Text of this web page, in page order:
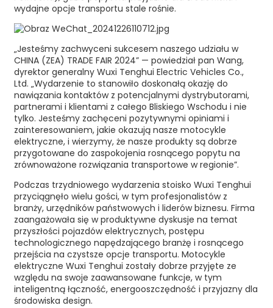
wydajne opcje transportu stale rośnie.
„Jesteśmy zachwyceni sukcesem naszego udziału w
CHINA (ZEA) TRADE FAIR 2024” — powiedział pan Wang,
dyrektor generalny Wuxi Tenghui Electric Vehicles Co.,
Ltd. „Wydarzenie to stanowiło doskonałą okazję do
nawiązania kontaktów z potencjalnymi dystrybutorami,
partnerami i klientami z całego Bliskiego Wschodu i nie
tylko. Jesteśmy zachęceni pozytywnymi opiniami i
zainteresowaniem, jakie okazują nasze motocykle
elektryczne, i wierzymy, że nasze produkty są dobrze
przygotowane do zaspokojenia rosnącego popytu na
zrównoważone rozwiązania transportowe w regionie”.
Podczas trzydniowego wydarzenia stoisko Wuxi Tenghui
przyciągnęło wielu gości, w tym profesjonalistów z
branży, urzędników państwowych i liderów biznesu. Firma
zaangażowała się w produktywne dyskusje na temat
przyszłości pojazdów elektrycznych, postępu
technologicznego napędzającego branżę i rosnącego
przejścia na czystsze opcje transportu. Motocykle
elektryczne Wuxi Tenghui zostały dobrze przyjęte ze
względu na swoje zaawansowane funkcje, w tym
inteligentną łączność, energooszczędność i przyjazny dla
środowiska design.